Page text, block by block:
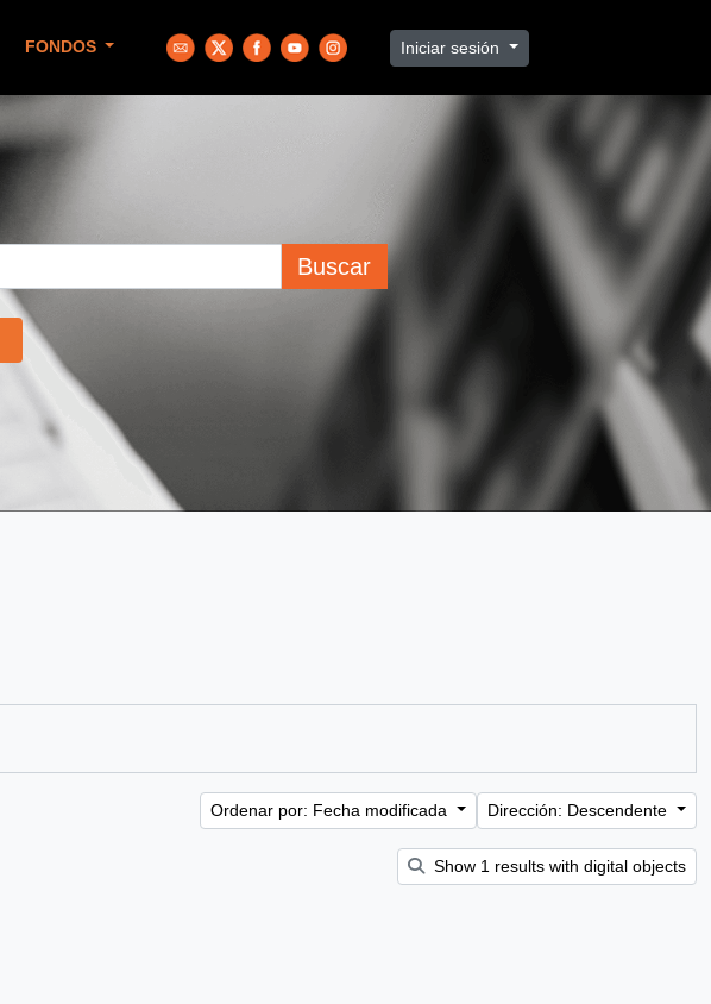
FONDOS Iniciar sesión
Buscar
Ordenar por: Fecha modificada Dirección: Descendente
Show 1 results with digital objects